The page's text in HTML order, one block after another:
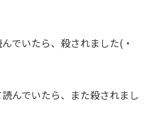
でいたら、殺されました(・
んでいたら、また殺されまし